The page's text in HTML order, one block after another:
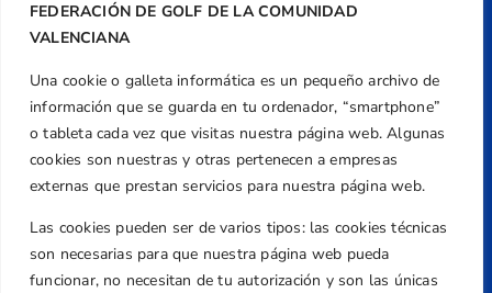
FEDERACIÓN DE GOLF DE LA COMUNIDAD
VALENCIANA
Una cookie o galleta informática es un pequeño archivo de
información que se guarda en tu ordenador, “smartphone”
o tableta cada vez que visitas nuestra página web. Algunas
cookies son nuestras y otras pertenecen a empresas
externas que prestan servicios para nuestra página web.
Las cookies pueden ser de varios tipos: las cookies técnicas
son necesarias para que nuestra página web pueda
funcionar, no necesitan de tu autorización y son las únicas
Dirección
Centre de L´Esport, Carrer d'Isaac Peral i
Caballero, Nº 5, Despachos 2 y 3, 46980,
Valencia
+34 961 367 799
Email